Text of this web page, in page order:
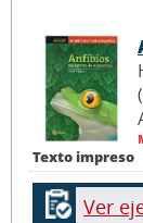
Texto impreso
Ver